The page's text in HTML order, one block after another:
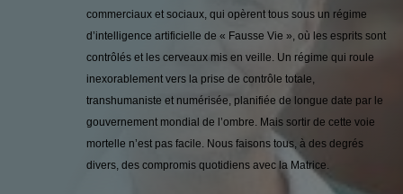
commerciaux et sociaux, qui opèrent tous sous un régime
d’intelligence artificielle de « Fausse Vie », où les esprits sont
contrôlés et les cerveaux mis en veille. Un régime qui roule
inexorablement vers la prise de contrôle totale,
transhumaniste et numérisée, planifiée de longue date par le
gouvernement mondial de l’ombre. Mais sortir de cette voie
mortelle n’est pas facile. Nous faisons tous, à des degrés
divers, des compromis quotidiens avec la Matrice.